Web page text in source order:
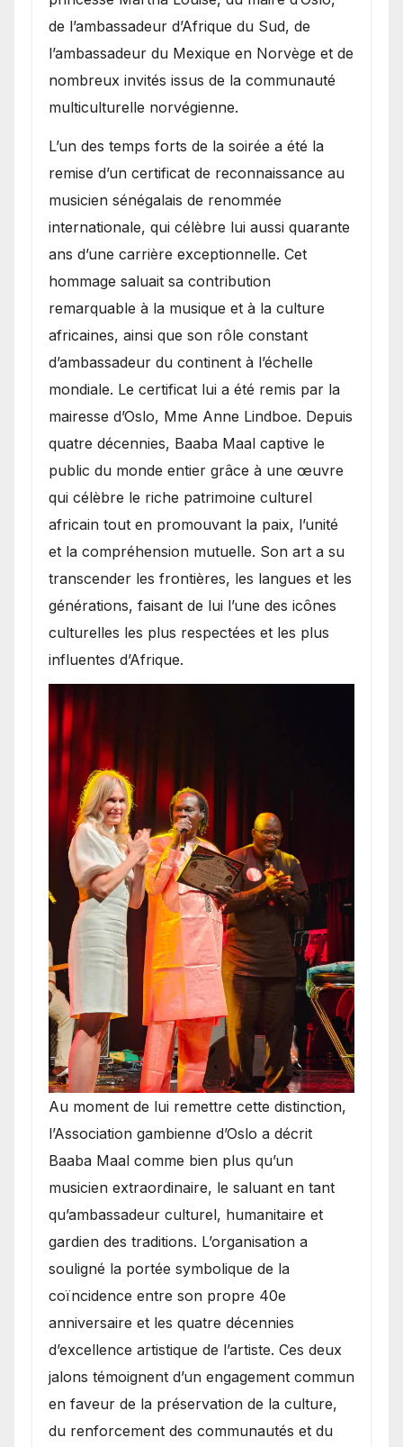
de l’ambassadeur d’Afrique du Sud, de
l’ambassadeur du Mexique en Norvège et de
nombreux invités issus de la communauté
multiculturelle norvégienne.
​L’un des temps forts de la soirée a été la
remise d’un certificat de reconnaissance au
musicien sénégalais de renommée
internationale, qui célèbre lui aussi quarante
ans d’une carrière exceptionnelle. Cet
hommage saluait sa contribution
remarquable à la musique et à la culture
africaines, ainsi que son rôle constant
d’ambassadeur du continent à l’échelle
mondiale. Le certificat lui a été remis par la
mairesse d’Oslo, Mme Anne Lindboe. Depuis
quatre décennies, Baaba Maal captive le
public du monde entier grâce à une œuvre
qui célèbre le riche patrimoine culturel
africain tout en promouvant la paix, l’unité
et la compréhension mutuelle. Son art a su
transcender les frontières, les langues et les
générations, faisant de lui l’une des icônes
culturelles les plus respectées et les plus
influentes d’Afrique.
​Au moment de lui remettre cette distinction,
l’Association gambienne d’Oslo a décrit
Baaba Maal comme bien plus qu’un
musicien extraordinaire, le saluant en tant
qu’ambassadeur culturel, humanitaire et
gardien des traditions. L’organisation a
souligné la portée symbolique de la
coïncidence entre son propre 40e
anniversaire et les quatre décennies
d’excellence artistique de l’artiste. Ces deux
jalons témoignent d’un engagement commun
en faveur de la préservation de la culture,
du renforcement des communautés et du